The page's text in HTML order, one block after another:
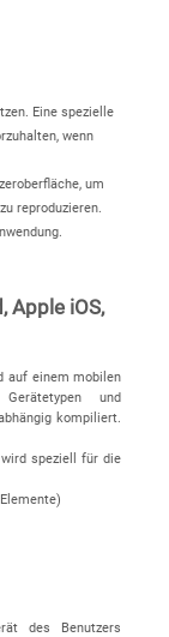
Eine spezielle
wenn
um
reproduzieren.
Apple iOS,
auf einem mobilen
und
kompiliert.
wird speziell für die
des Benutzers